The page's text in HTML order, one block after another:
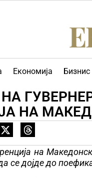
Економија Бизнис
НА
на
се дојде до